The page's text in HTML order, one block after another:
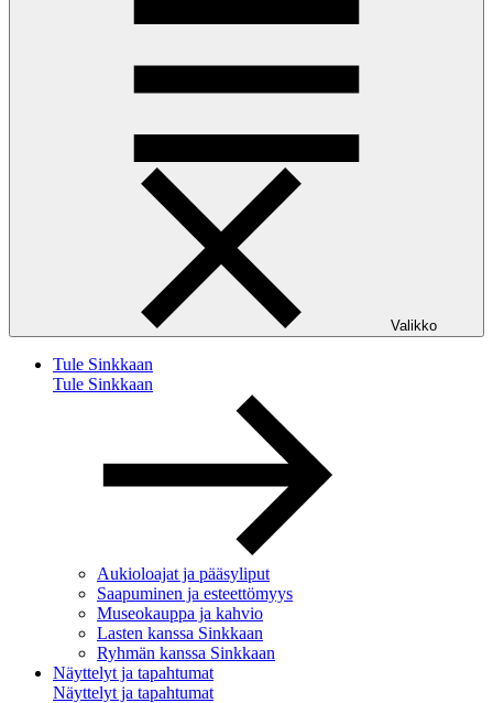
Valikko
Tule Sinkkaan
Tule Sinkkaan
Aukioloajat ja pääsyliput
Saapuminen ja esteettömyys
Museokauppa ja kahvio
Lasten kanssa Sinkkaan
Ryhmän kanssa Sinkkaan
Näyttelyt ja tapahtumat
Näyttelyt ja tapahtumat